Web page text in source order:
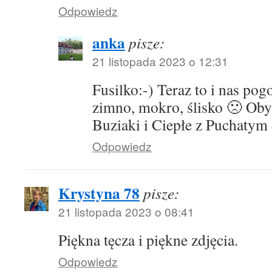
Odpowiedz
ankapisze:
21 listopada 2023 o 12:31
Fusilko:-) Teraz to i nas
zimno, mokro, ślisko 🙁
Buziaki i Ciepłe z
Odpowiedz
Krystyna 78 pisze:
21 listopada 2023 o 08:41
Piękna tęcza i piękne zdjęcia.
Odpowiedz